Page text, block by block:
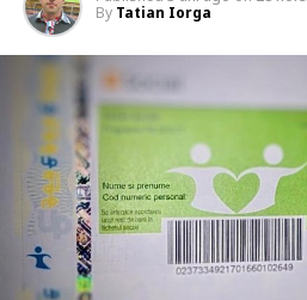
By Tatian Iorga